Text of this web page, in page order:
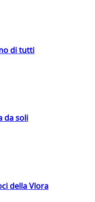
di tutti
da soli
della Vlora